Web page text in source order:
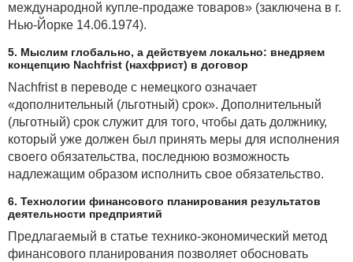
международной купле-продаже товаров» (заключена в г.
Нью-Йорке 14.06.1974).
5. Мыслим глобально, а действуем локально: внедряем
концепцию Nachfrist (нахфрист) в договор
Nachfrist в переводе с немецкого означает
«дополнительный (льготный) срок». Дополнительный
(льготный) срок служит для того, чтобы дать должнику,
который уже должен был принять меры для исполнения
своего обязательства, последнюю возможность
надлежащим образом исполнить свое обязательство.
6. Технологии финансового планирования результатов
деятельности предприятий
Предлагаемый в статье технико-экономический метод
финансового планирования позволяет обосновать